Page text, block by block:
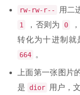
rw-rw-r-- 用二
1 ，否则为 0
转化为十进制就
664 。
上面第一张图片
是
dior 用户，